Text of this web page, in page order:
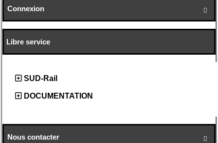

Connexion
Libre service
SUD-Rail
DOCUMENTATION

Nous contacter